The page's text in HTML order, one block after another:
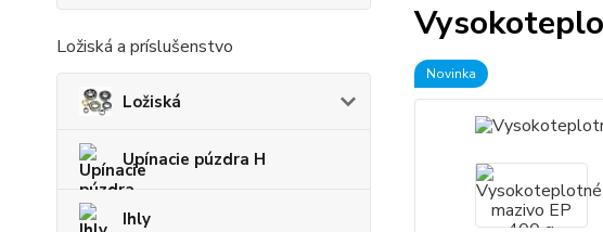
Ložiská a príslušenstvo
Ložiská
Upínacie púzdra H
Ihly
Novinka